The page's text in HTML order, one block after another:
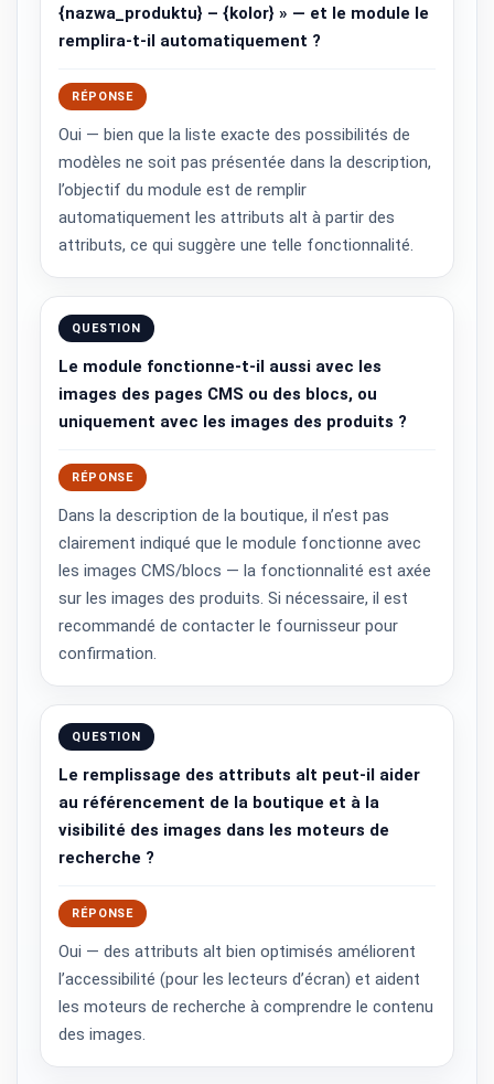
{nazwa_produktu} – {kolor} » — et le module le
remplira-t-il automatiquement ?
RÉPONSE
Oui — bien que la liste exacte des possibilités de
modèles ne soit pas présentée dans la description,
l’objectif du module est de remplir
automatiquement les attributs alt à partir des
attributs, ce qui suggère une telle fonctionnalité.
QUESTION
Le module fonctionne-t-il aussi avec les
images des pages CMS ou des blocs, ou
uniquement avec les images des produits ?
RÉPONSE
Dans la description de la boutique, il n’est pas
clairement indiqué que le module fonctionne avec
les images CMS/blocs — la fonctionnalité est axée
sur les images des produits. Si nécessaire, il est
recommandé de contacter le fournisseur pour
confirmation.
QUESTION
Le remplissage des attributs alt peut-il aider
au référencement de la boutique et à la
visibilité des images dans les moteurs de
recherche ?
RÉPONSE
Oui — des attributs alt bien optimisés améliorent
l’accessibilité (pour les lecteurs d’écran) et aident
les moteurs de recherche à comprendre le contenu
des images.